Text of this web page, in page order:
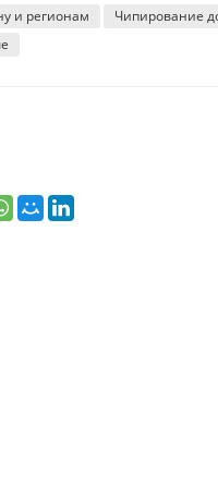
и регионам Чипирование
не для всех: три
и MasterCard теряют позиции